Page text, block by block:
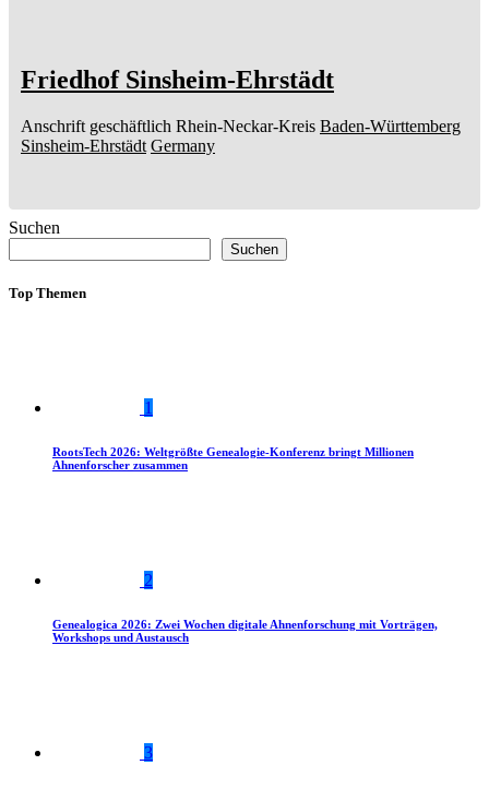
Friedhof Sinsheim-Ehrstädt
Anschrift geschäftlich Rhein-Neckar-Kreis Baden-Württemberg
Sinsheim-Ehrstädt Germany
Suchen
Suchen
Top Themen
1
RootsTech 2026: Weltgrößte Genealogie-Konferenz bringt Millionen
Ahnenforscher zusammen
2
Genealogica 2026: Zwei Wochen digitale Ahnenforschung mit Vorträgen,
Workshops und Austausch
3